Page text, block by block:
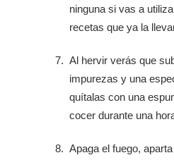
ninguna si vas a
recetas que ya la
Al hervir verás que
impurezas y una
quítalas con una
cocer durante una
Apaga el fuego,